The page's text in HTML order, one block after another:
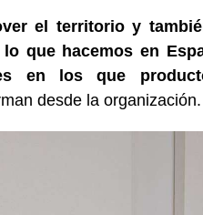
el territorio y
que hacemos en
en los que
desde la organización.